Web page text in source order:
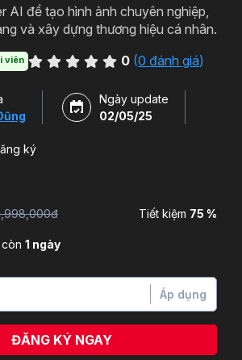
AI để tạo hình ảnh chuyên nghiệp,
và xây dựng thương hiệu cá nhân.
viên 0 (0 đánh giá)
Ngày update
02/05/25
ký
Tiết kiệm 75 %
1 ngày
Áp dụng
ĐĂNG KÝ NGAY